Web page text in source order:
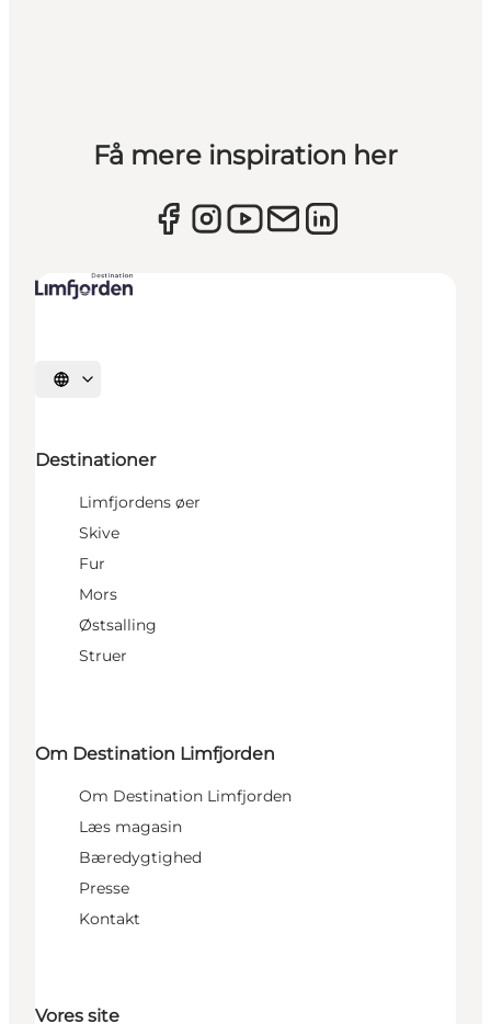
Få mere inspiration her
Vælg sprog
Destinationer
Limfjordens øer
Skive
Fur
Mors
Østsalling
Struer
Om Destination Limfjorden
Om Destination Limfjorden
Læs magasin
Bæredygtighed
Presse
Kontakt
Vores site